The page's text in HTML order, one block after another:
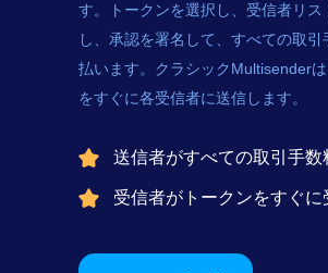
す。トークンを選択し、受信者リス
し、承認を署名して、すべての取引
払います。クラシックMultisender
をすぐに各受信者に送信します。
送信者がすべての取引手数
受信者がトークンをすぐに